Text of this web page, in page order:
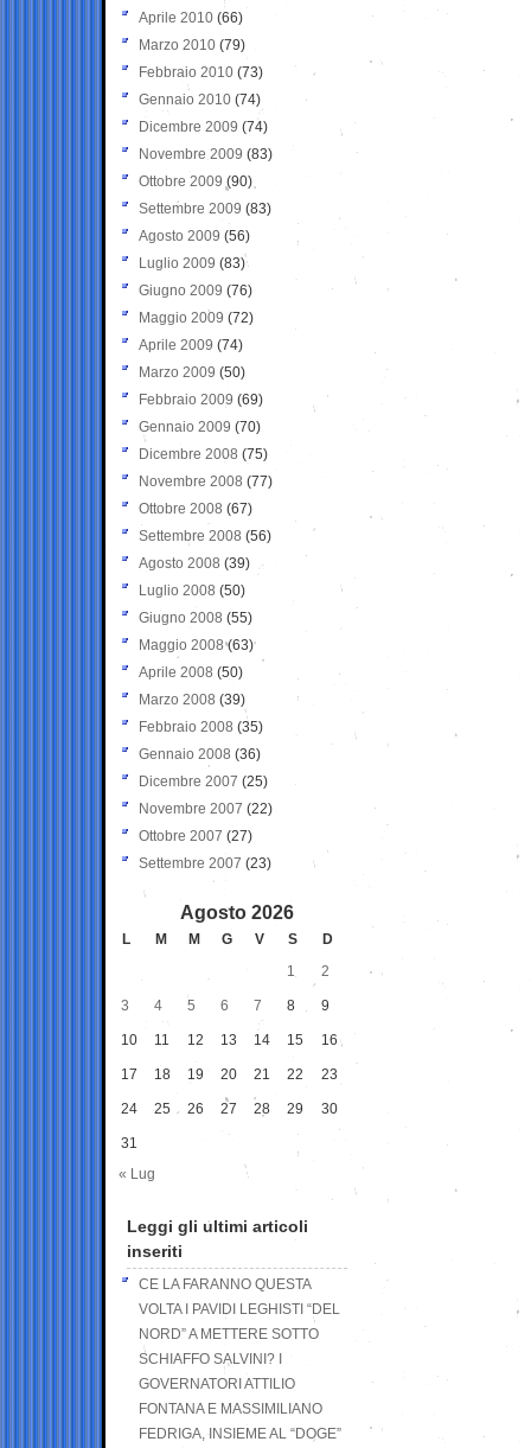
Aprile 2010 (66)
Marzo 2010 (79)
Febbraio 2010 (73)
Gennaio 2010 (74)
Dicembre 2009 (74)
Novembre 2009 (83)
Ottobre 2009 (90)
Settembre 2009 (83)
Agosto 2009 (56)
Luglio 2009 (83)
Giugno 2009 (76)
Maggio 2009 (72)
Aprile 2009 (74)
Marzo 2009 (50)
Febbraio 2009 (69)
Gennaio 2009 (70)
Dicembre 2008 (75)
Novembre 2008 (77)
Ottobre 2008 (67)
Settembre 2008 (56)
Agosto 2008 (39)
Luglio 2008 (50)
Giugno 2008 (55)
Maggio 2008(63)
Aprile 2008 (50)
Marzo 2008 (39)
Febbraio 2008 (35)
Gennaio 2008 (36)
Dicembre 2007 (25)
Novembre 2007 (22)
Ottobre 2007 (27)
Settembre 2007 (23)
Agosto 2026
L M M G V S
D
1
2
3 4 5 6 7 8 9
10 11 12 13 14 15 16
17 18 19 20 21 22 23
24 25 26 27 28 29 30
31
« Lug
Leggi gli ultimi articoli
inseriti
CE LA FARANNO QUESTA
VOLTA I PAVIDI LEGHISTI “DEL
NORD” A METTERE SOTTO
SCHIAFFO SALVINI? I
GOVERNATORI ATTILIO
FONTANA E MASSIMILIANO
FEDRIGA, INSIEME AL “DOGE”